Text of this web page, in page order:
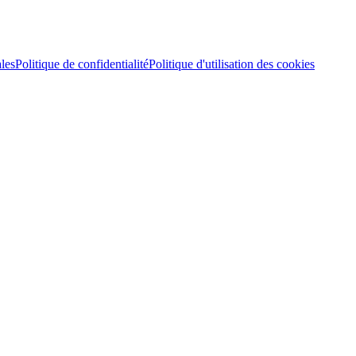
Politique de confidentialitéPolitique d'utilisation des cookies